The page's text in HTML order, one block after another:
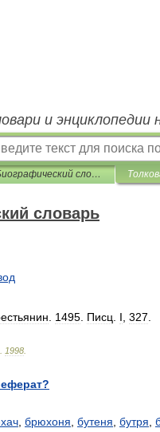
и энциклопедии
Биографический словарь
словарь
1495 Писц I 327
1998
брюхоня бутеня бутря